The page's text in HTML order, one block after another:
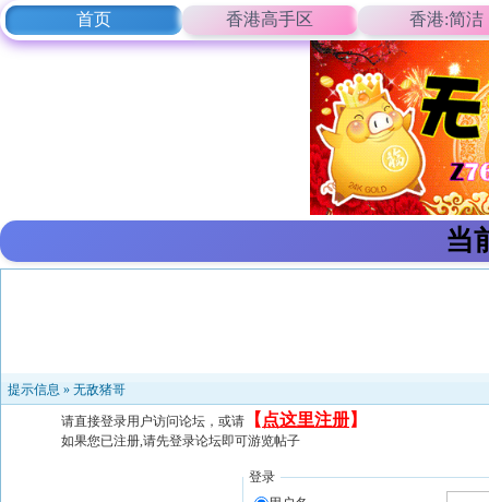
首页 香港高手区 香港:简洁
当
提示信息 » 无敌猪哥
请直接登录用户访问论坛，或请 【 点这里注册】
如果您已注册,请先登录论坛即可游览帖子
登录